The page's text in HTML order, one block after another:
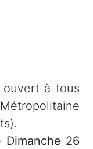
à tous
Dimanche 26